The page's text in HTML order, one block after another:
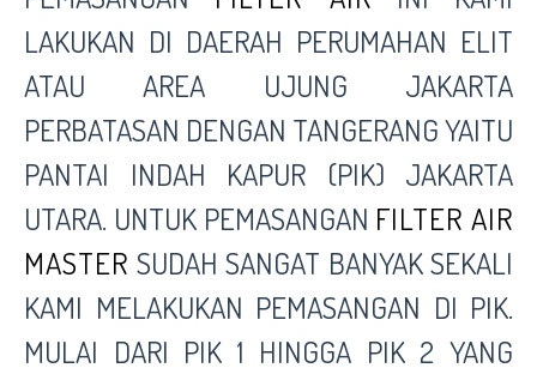
LAKUKAN DI DAERAH PERUMAHAN ELIT
ATAU AREA UJUNG JAKARTA
PERBATASAN DENGAN TANGERANG YAITU
PANTAI INDAH KAPUR (PIK) JAKARTA
UTARA. UNTUK PEMASANGAN FILTER AIR
MASTER SUDAH SANGAT BANYAK SEKALI
KAMI MELAKUKAN PEMASANGAN DI PIK.
MULAI DARI PIK 1 HINGGA PIK 2 YANG